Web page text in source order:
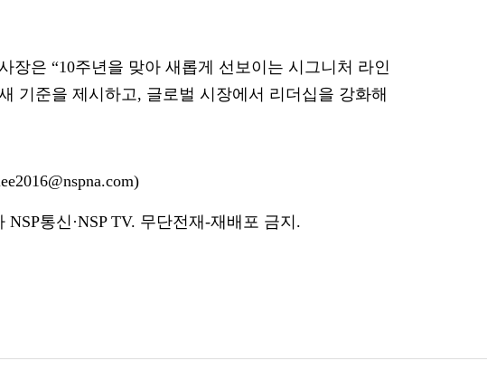
장은 “10주년을 맞아 새롭게 선보이는 시그니처 라인
기준을 제시하고, 글로벌 시장에서 리더십을 강화해
통신·NSP TV. 무단전재-재배포 금지.